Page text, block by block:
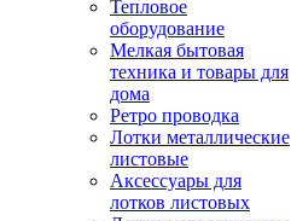
Тепловое
оборудование
Мелкая бытовая
техника и товары для
дома
Ретро проводка
Лотки металлические
листовые
Аксессуары для
лотков листовых